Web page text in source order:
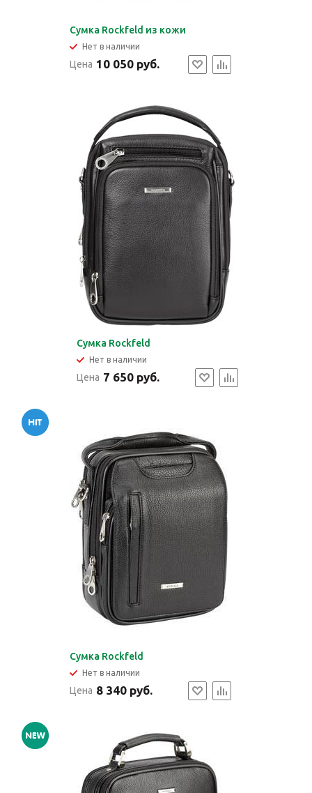
Cумка Rockfeld из кожи
Нет в наличии
Цена 10 050 руб.
Cумка Rockfeld
Нет в наличии
Цена 7 650 руб.
Сумка Rockfeld
Нет в наличии
Цена 8 340 руб.